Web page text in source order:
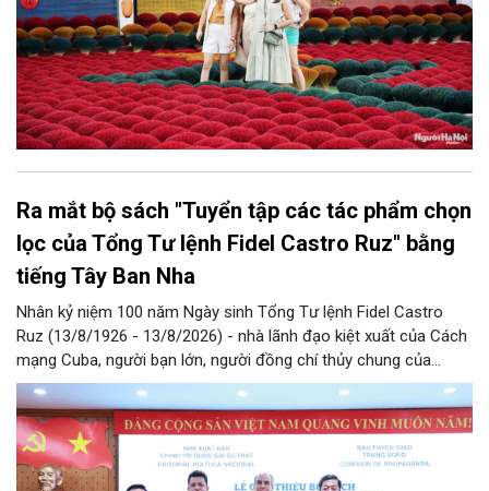
Ra mắt bộ sách "Tuyển tập các tác phẩm chọn
lọc của Tổng Tư lệnh Fidel Castro Ruz" bằng
tiếng Tây Ban Nha
Nhân kỷ niệm 100 năm Ngày sinh Tổng Tư lệnh Fidel Castro
Ruz (13/8/1926 - 13/8/2026) - nhà lãnh đạo kiệt xuất của Cách
mạng Cuba, người bạn lớn, người đồng chí thủy chung của
Đảng, Nhà nước và nhân dân Việt Nam, chiều 5/8, tại Hà Nội,
Nhà xuất bản Chính trị quốc gia Sự thật phối hợp với Ban Tuyên
giáo Trung ương tổ chức Lễ giới thiệu bộ sách “Tuyển tập các
tác phẩm chọn lọc của Tổng Tư lệnh Fidel Castro Ruz” gồm 24
tập bằng tiếng Tây Ban Nha.